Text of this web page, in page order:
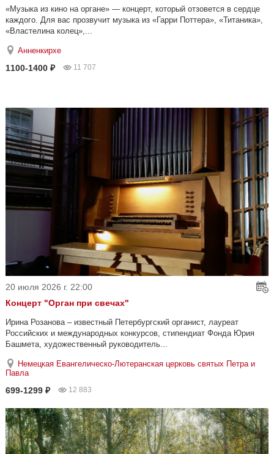
«Музыка из кино на органе» — концерт, который отзовется в сердце
каждого. Для вас прозвучит музыка из «Гарри Поттера», «Титаника»,
«Властелина колец»,...
Анненкирхе
1100-1400 ₽ 11 707
20 июля 2026 г. 22:00
Концерт "Орган при свечах"
Ирина Розанова – известный Петербургский органист, лауреат
Российских и международных конкурсов, стипендиат Фонда Юрия
Башмета, художественный руководитель...
Немецкая Евангелическо-Лютеранская церковь святых Петра и
Павла
699-1299 ₽ 12 883